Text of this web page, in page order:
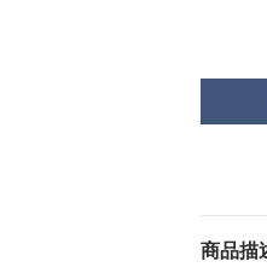
商品描